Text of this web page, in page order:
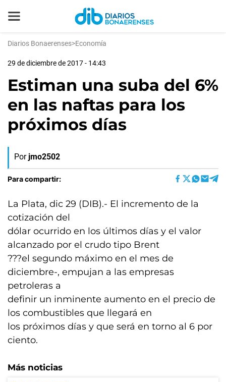
Diarios Bonaerenses>Economía
29 de diciembre de 2017 - 14:43
Estiman una suba del 6%
en las naftas para los
próximos días
Por jmo2502
Para compartir:
La Plata, dic 29 (DIB).- El incremento de la
cotización del
dólar ocurrido en los últimos días y el valor
alcanzado por el crudo tipo Brent
???el segundo máximo en el mes de
diciembre-, empujan a las empresas
petroleras a
definir un inminente aumento en el precio de
los combustibles que llegará en
los próximos días y que será en torno al 6 por
ciento.
Más noticias